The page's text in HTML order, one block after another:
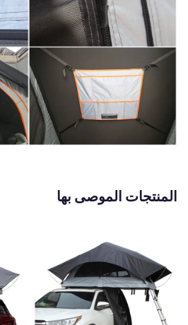
المنتجات الموصى بها